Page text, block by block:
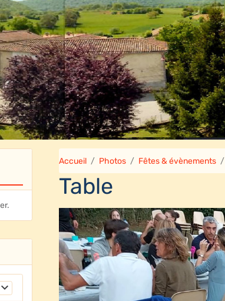
Accueil Photos Fêtes & évènements
Table